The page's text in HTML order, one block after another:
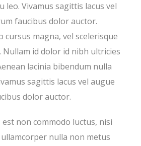
leo. Vivamus sagittis lacus vel
faucibus dolor auctor.
cursus magna, vel scelerisque
Nullam id dolor id nibh ultricies
lacinia bibendum nulla
sagittis lacus vel augue
dolor auctor.
est non commodo luctus, nisi
nulla non metus